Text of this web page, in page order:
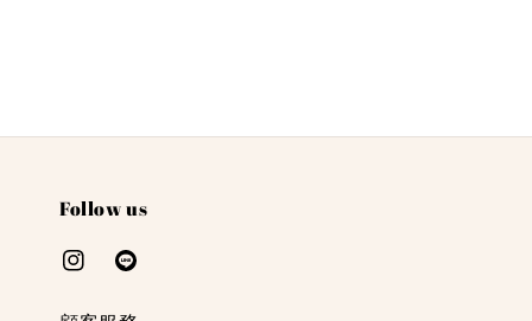
Follow us